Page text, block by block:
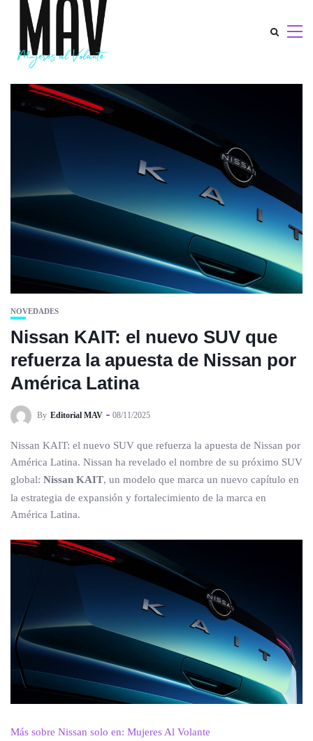
NOVEDADES
Nissan KAIT: el nuevo SUV que
refuerza la apuesta de Nissan por
América Latina
By Editorial MAV 08/11/2025
Nissan KAIT: el nuevo SUV que refuerza la apuesta de Nissan por
América Latina. Nissan ha revelado el nombre de su próximo SUV
global: Nissan KAIT, un modelo que marca un nuevo capítulo en
la estrategia de expansión y fortalecimiento de la marca en
América Latina.
Más sobre Nissan solo en: Mujeres Al Volante